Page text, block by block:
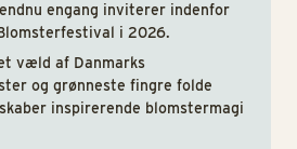
engang inviterer indenfor
i 2026.
væld af Danmarks
og grønneste fingre folde
inspirerende blomstermagi